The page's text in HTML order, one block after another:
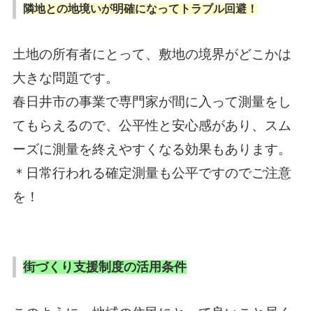
隣地との地境いが明確になってトラブル回避！
土地の所有者にとって、敷地の境界がどこかは
大きな問題です。
春日井市の事業で専門家が間に入って測量をし
てもらえるので、公平性と安心感があり、スム
ーズに測量を終えやすくなる効果もあります。
＊日常行われる確定測量も公平ですのでご注意
を！
街づくり支援制度の活用条件